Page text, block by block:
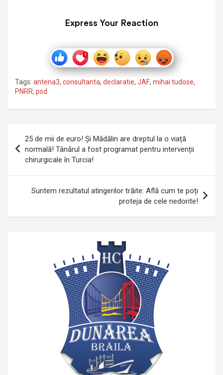
Express Your Reaction
Tags: antena3, consultanta, declaratie, JAF, mihai tudose,
PNRR, psd
în
articole
25 de mii de euro! Și Mădălin are dreptul la o viață
normală! Tânărul a fost programat pentru intervenții
chirurgicale în Turcia!
Suntem rezultatul atingerilor trăite: Află cum te poți
proteja de cele nedorite!